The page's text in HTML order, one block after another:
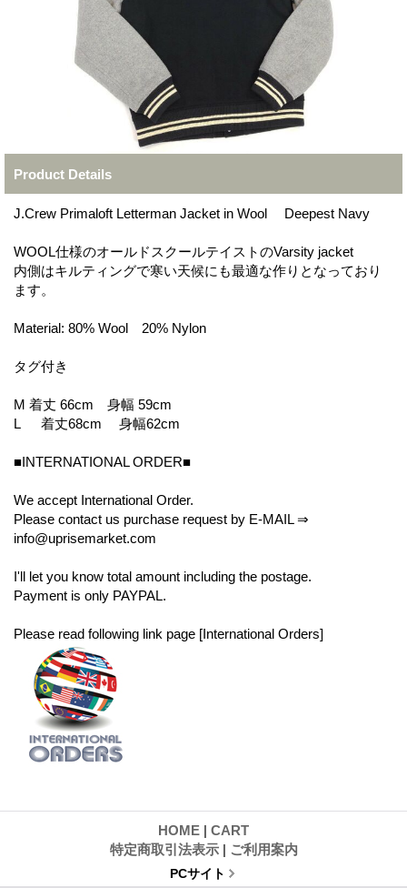
Product Details
J.Crew Primaloft Letterman Jacket in Wool Deepest Navy
WOOL仕様のオールドスクールテイストのVarsity jacket
内側はキルティングで寒い天候にも最適な作りとなっており
ます。
Material: 80% Wool 20% Nylon
タグ付き
M 着丈 66cm 身幅 59cm
L 着丈68cm 身幅62cm
■INTERNATIONAL ORDER■
We accept International Order.
Please contact us purchase request by E-MAIL ⇒
info@uprisemarket.com
I'll let you know total amount including the postage.
Payment is only PAYPAL.
Please read following link page [International Orders]
HOME | CART
特定商取引法表示 | ご利用案内
PCサイト